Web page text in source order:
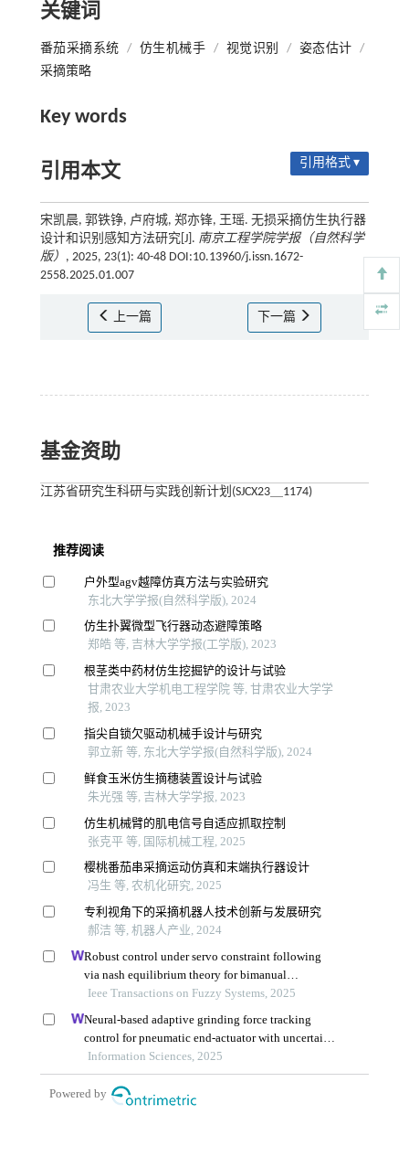
关键词
番茄采摘系统 / 仿生机械手 / 视觉识别 / 姿态估计
/
采摘策略
Key words
引用本文 引用格式 ▾
宋凯晨, 郭铁铮, 卢府城, 郑亦锋, 王瑶. 无损采摘仿生执行器
设计和识别感知方法研究[J]. 南京工程学院学报（自然科学
版） , 2025, 23(1): 40-48 DOI:10.13960/j.issn.1672-
2558.2025.01.007
上一篇 下一篇
基金资助
江苏省研究生科研与实践创新计划(SJCX23＿1174)